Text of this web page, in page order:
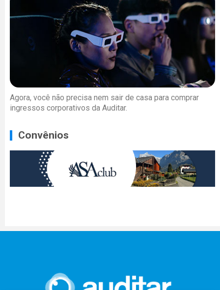
Agora, você não precisa nem sair de casa para comprar
ingressos corporativos da Auditar.
Convênios